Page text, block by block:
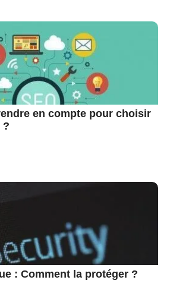
en compte pour choisir
?
: Comment la protéger ?